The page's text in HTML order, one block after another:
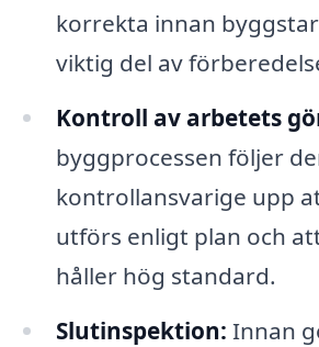
korrekta innan
viktig del av
Kontroll av arbetets
byggprocessen följer
kontrollansvarige upp
utförs enligt plan och
håller hög standard.
Slutinspektion: Innan